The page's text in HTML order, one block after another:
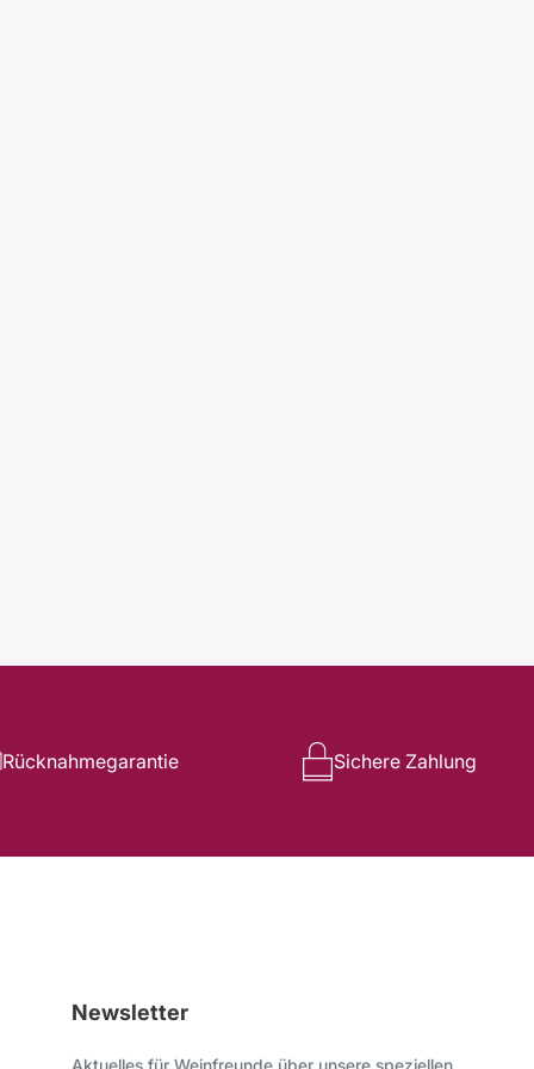
Rücknahmegarantie Sichere Zahlung
Newsletter
Aktuelles für Weinfreunde über unsere speziellen